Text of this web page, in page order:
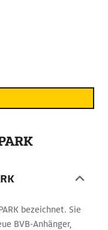
bezeichnet. Sie
BVB-Anhänger,